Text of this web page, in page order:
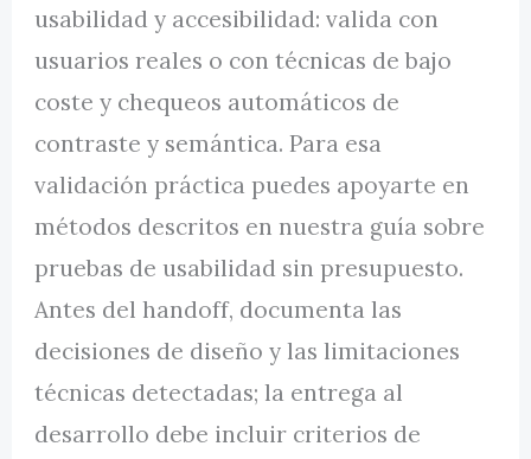
usabilidad y accesibilidad: valida con
usuarios reales o con técnicas de bajo
coste y chequeos automáticos de
contraste y semántica. Para esa
validación práctica puedes apoyarte en
métodos descritos en nuestra guía sobre
pruebas de usabilidad sin presupuesto.
Antes del handoff, documenta las
decisiones de diseño y las limitaciones
técnicas detectadas; la entrega al
desarrollo debe incluir criterios de